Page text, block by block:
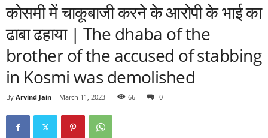
कोसमी में चाकूबाजी करने के आरोपी के भाई का
ढाबा ढहाया | The dhaba of the
brother of the accused of stabbing
in Kosmi was demolished
By Arvind Jain - March 11, 2023 66 0